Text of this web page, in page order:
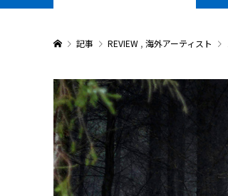
記事 REVIEW , 海外アーティスト